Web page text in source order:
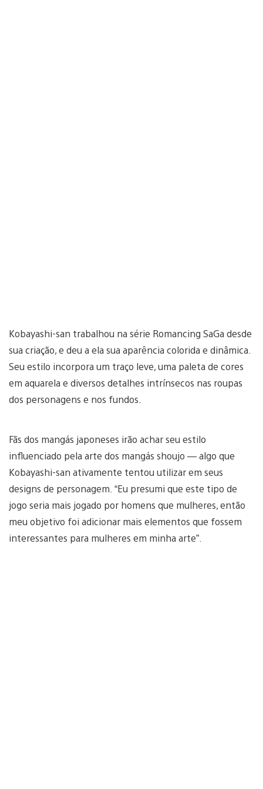
Kobayashi-san trabalhou na série Romancing SaGa desde
sua criação, e deu a ela sua aparência colorida e dinâmica.
Seu estilo incorpora um traço leve, uma paleta de cores
em aquarela e diversos detalhes intrínsecos nas roupas
dos personagens e nos fundos.
Fãs dos mangás japoneses irão achar seu estilo
influenciado pela arte dos mangás shoujo — algo que
Kobayashi-san ativamente tentou utilizar em seus
designs de personagem. “Eu presumi que este tipo de
jogo seria mais jogado por homens que mulheres, então
meu objetivo foi adicionar mais elementos que fossem
interessantes para mulheres em minha arte”.